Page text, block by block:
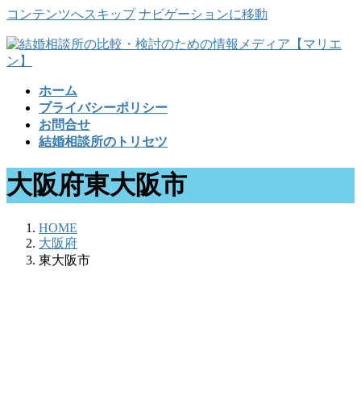
コンテンツへスキップ ナビゲーションに移動
ホーム
プライバシーポリシー
お問合せ
結婚相談所のトリセツ
大阪府東大阪市
HOME
大阪府
東大阪市